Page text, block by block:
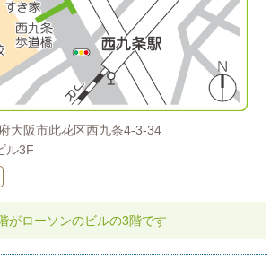
大阪市此花区西九条4-3-34
ル3F
がローソンのビルの3階です